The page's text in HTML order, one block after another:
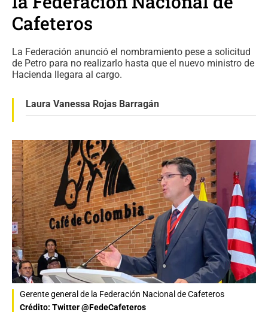
Cafeteros
La Federación anunció el nombramiento pese a solicitud
de Petro para no realizarlo hasta que el nuevo ministro de
Hacienda llegara al cargo.
Laura Vanessa Rojas Barragán
Gerente general de la Federación Nacional de Cafeteros
Crédito: Twitter @FedeCafeteros